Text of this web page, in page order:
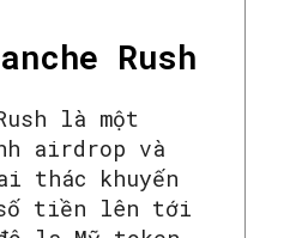
Rush
là một
airdrop và
thác khuyến
tiền lên tới